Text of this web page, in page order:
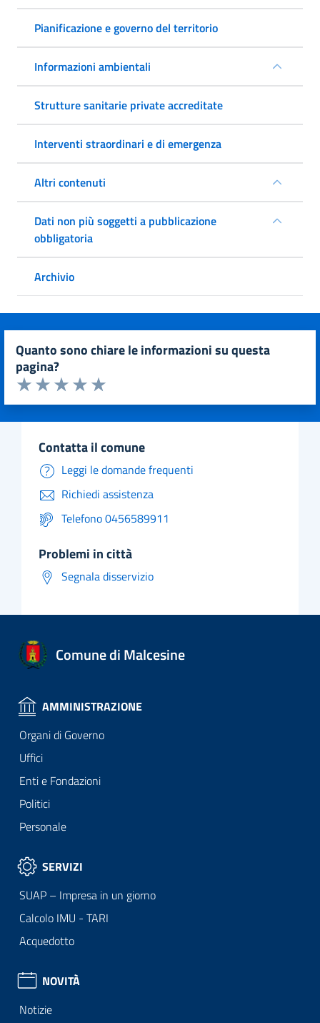
Pianificazione e governo del territorio
Informazioni ambientali
Strutture sanitarie private accreditate
Interventi straordinari e di emergenza
Altri contenuti
Dati non più soggetti a pubblicazione
obbligatoria
Archivio
quanto sono chiare le informazioni su questa
pagina?
Valuta da 1 a 5 stelle la pagina
Valuta 5 stelle su 5
Valuta 4 stelle su 5
Valuta 3 stelle su 5
Valuta 2 stelle su 5
Valuta 1 stelle su 5
contatta il comune
Leggi le domande frequenti
Richiedi assistenza
Telefono 0456589911
problemi in città
Segnala disservizio
Comune di Malcesine
AMMINISTRAZIONE
Organi di Governo
Uffici
Enti e Fondazioni
Politici
Personale
SERVIZI
SUAP – Impresa in un giorno
Calcolo IMU - TARI
Acquedotto
NOVITÀ
Notizie